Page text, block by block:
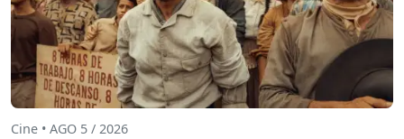
Cine • AGO 5 / 2026